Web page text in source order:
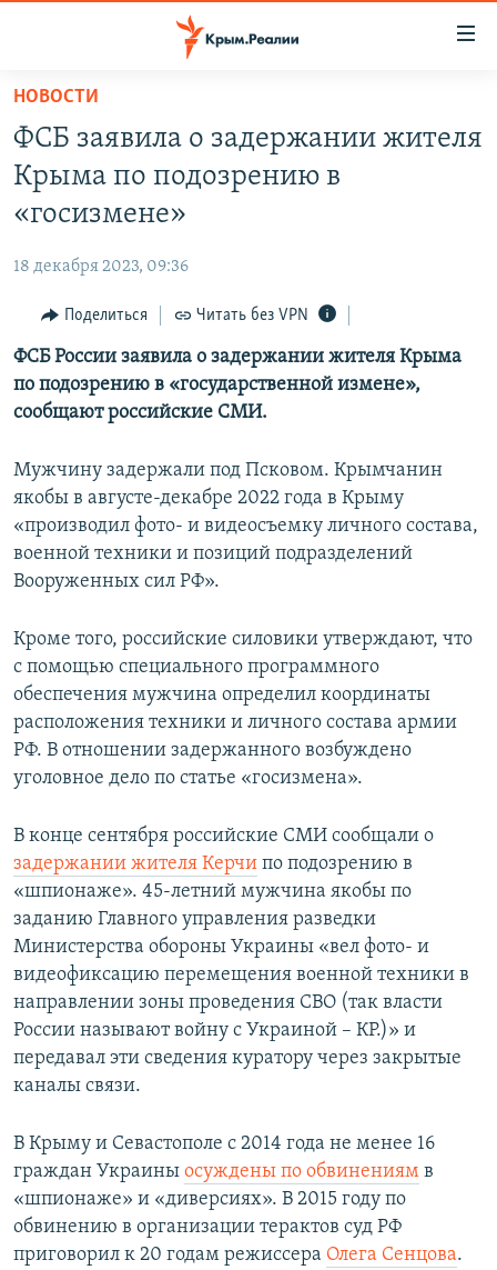
Вернуться
основному
содержанию
Вернутся
главной
навигации
Вернутся
поиску
11 ЛЕТ ОККУПАЦИИ КРЫМА. 11 ИСТОРИЙ СОПРОТИВЛЕНИЯ
ВОДА
ЕЩЕ
ИНТЕРАКТИВ
ИНФОГРАФИКА
ТЕЛЕПРОЕКТ КРЫМ.РЕАЛИИ
ПРОПАВШИЕ БЕЗ ВЕСТИ
ПОБЕДИТЕЛЕЙ НЕ СУДЯТ?
КРЫМ.НЕПОКОРЕННЫЙ
УКРАИНСКАЯ ПРОБЛЕМА КРЫМА
РАДІО СВОБОДА
КАК ОБОЙТИ БЛОКИРОВКУ
Українською
Qırımtatar
ПРИСОЕДИНЯЙТЕСЬ!
Все сайты RFE/RL
НОВОСТИ
ФСБ заявила о задержании жителя
Крыма по подозрению в
«госизмене»
18 декабря 2023, 09:36
Поделиться Читать без VPN
ФСБ России заявила о задержании жителя Крыма
по подозрению в «государственной измене»,
сообщают российские СМИ.
Мужчину задержали под Псковом. Крымчанин
якобы в августе-декабре 2022 года в Крыму
«производил фото- и видеосъемку личного состава,
военной техники и позиций подразделений
Вооруженных сил РФ».
Кроме того, российские силовики утверждают, что
с помощью специального программного
обеспечения мужчина определил координаты
расположения техники и личного состава армии
РФ. В отношении задержанного возбуждено
уголовное дело по статье «госизмена».
В конце сентября российские СМИ сообщали о
задержании жителя Керчи по подозрению в
«шпионаже». 45-летний мужчина якобы по
заданию Главного управления разведки
Министерства обороны Украины «вел фото- и
видеофиксацию перемещения военной техники в
направлении зоны проведения СВО (так власти
России называют войну с Украиной – КР.)» и
передавал эти сведения куратору через закрытые
каналы связи.
В Крыму и Севастополе с 2014 года не менее 16
граждан Украины осуждены по обвинениям в
«шпионаже» и «диверсиях». В 2015 году по
обвинению в организации терактов суд РФ
приговорил к 20 годам режиссера Олега Сенцова.